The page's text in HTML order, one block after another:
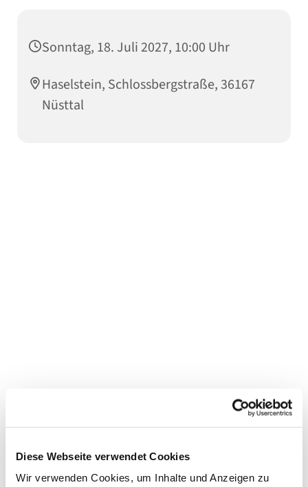
Diese Webseite verwendet Cookies
Wir verwenden Cookies, um Inhalte und Anzeigen zu
Sonntag, 18. Juli 2027, 10:00 Uhr
Haselstein, Schlossbergstraße, 36167
Nüsttal
Dies könnte Sie auch
interessieren